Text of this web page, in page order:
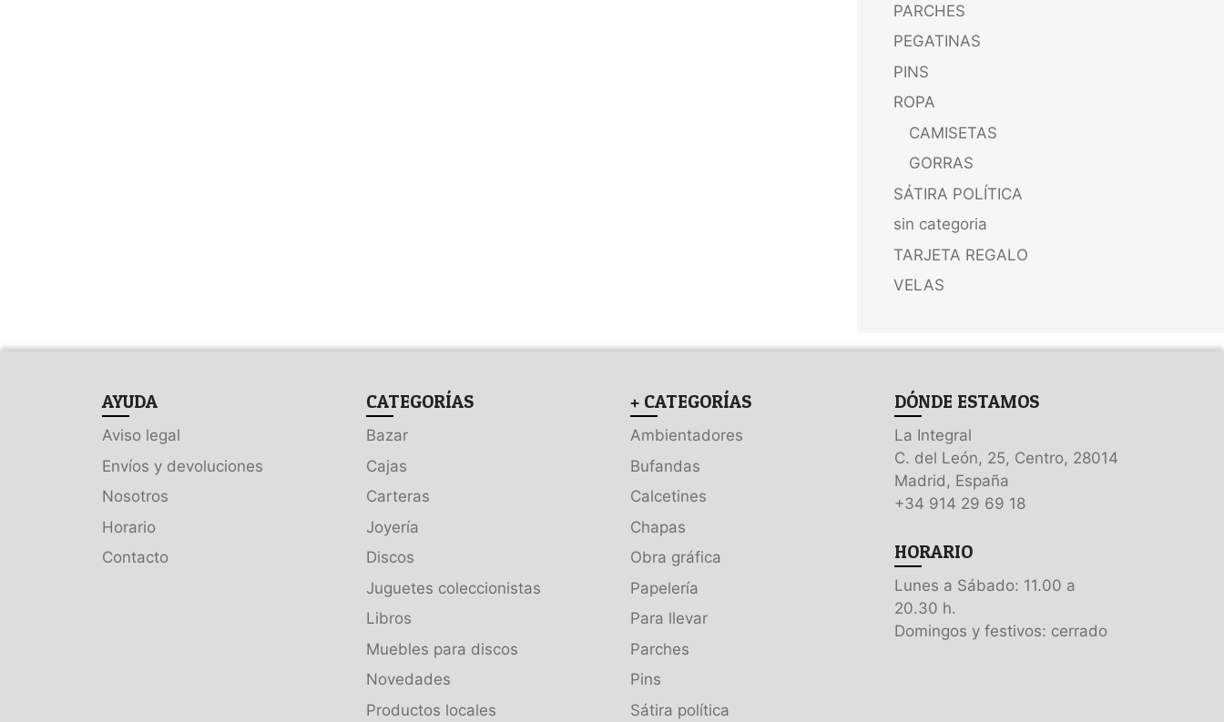
PARCHES
PEGATINAS
PINS
ROPA
CAMISETAS
GORRAS
SÁTIRA POLÍTICA
sin categoria
TARJETA REGALO
VELAS
AYUDA
Aviso legal
Envíos y devoluciones
Nosotros
Horario
Contacto
CATEGORÍAS
Bazar
Cajas
Carteras
Joyería
Discos
Juguetes coleccionistas
Libros
Muebles para discos
Novedades
Productos locales
+ CATEGORÍAS
Ambientadores
Bufandas
Calcetines
Chapas
Obra gráfica
Papelería
Para llevar
Parches
Pins
Sátira política
DÓNDE ESTAMOS
La Integral
C. del León, 25, Centro, 28014
Madrid, España
+34 914 29 69 18
HORARIO
Lunes a Sábado: 11.00 a
20.30 h.
Domingos y festivos: cerrado